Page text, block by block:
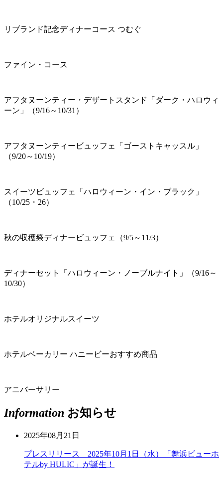
リブランド記念ディナーコース つむぐ
ファイン・コース
アフタヌーンティー・デザートスタンド「ダーク・ハロウィ
ーン」（9/16～10/31）
アフタヌーンティービュッフェ「ゴーストキャッスル」
（9/20～10/19）
スイーツビュッフェ「ハロウィーン・イン・ブラック」
（10/25・26）
秋の収穫祭ディナービュッフェ（9/5～11/3）
ディナーセット「ハロウィーン・ノーブルナイト」（9/16～
10/30）
ホテルオリジナルスイーツ
ホテルベーカリー ハニービーおすすめ商品
アニバーサリー
Information お知らせ
2025年08月21日
プレスリリース 2025年10月1日（水）「舞浜ビューホ
テルby HULIC」が誕生！